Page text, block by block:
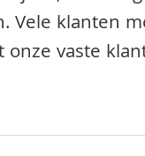
Vele klanten
onze vaste